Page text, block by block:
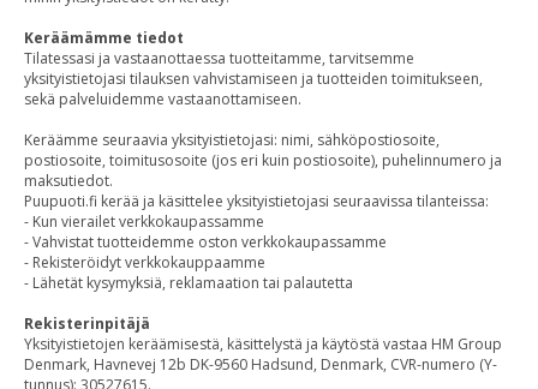
Keräämämme tiedot
Tilatessasi ja vastaanottaessa tuotteitamme, tarvitsemme
yksityistietojasi tilauksen vahvistamiseen ja tuotteiden toimitukseen,
sekä palveluidemme vastaanottamiseen.
Keräämme seuraavia yksityistietojasi: nimi, sähköpostiosoite,
postiosoite, toimitusosoite (jos eri kuin postiosoite), puhelinnumero ja
maksutiedot.
Puupuoti.fi kerää ja käsittelee yksityistietojasi seuraavissa tilanteissa:
- Kun vierailet verkkokaupassamme
- Vahvistat tuotteidemme oston verkkokaupassamme
- Rekisteröidyt verkkokauppaamme
- Lähetät kysymyksiä, reklamaation tai palautetta
Rekisterinpitäjä
Yksityistietojen keräämisestä, käsittelystä ja käytöstä vastaa HM Group
Denmark, Havnevej 12b DK-9560 Hadsund, Denmark, CVR-numero (Y-